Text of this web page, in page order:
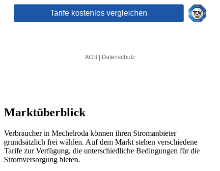
Marktüberblick
Verbraucher in Mechelroda können ihren Stromanbieter
grundsätzlich frei wählen. Auf dem Markt stehen verschiedene
Tarife zur Verfügung, die unterschiedliche Bedingungen für die
Stromversorgung bieten.